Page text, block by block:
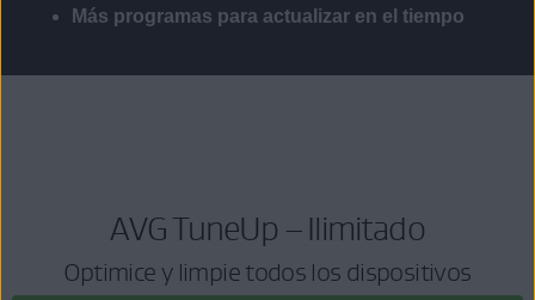
Más programas para actualizar en el tiempo
AVG TuneUp – Ilimitado
Optimice y limpie todos los dispositivos